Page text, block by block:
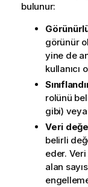
bulunur:
görünür
yine de
kullanıcı
rolünü
gibi)
Veri
belirli
eder.
alan